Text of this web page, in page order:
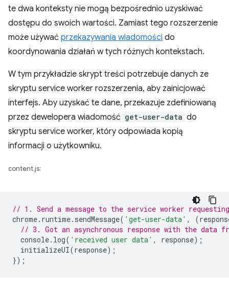
te dwa konteksty nie mogą bezpośrednio uzyskiwać
dostępu do swoich wartości. Zamiast tego rozszerzenie
może używać przekazywania wiadomości do
koordynowania działań w tych różnych kontekstach.
W tym przykładzie skrypt treści potrzebuje danych ze
skryptu service worker rozszerzenia, aby zainicjować
interfejs. Aby uzyskać te dane, przekazuje zdefiniowaną
przez dewelopera wiadomość get-user-data do
skryptu service worker, który odpowiada kopią
informacji o użytkowniku.
content.js:
// 1. Send a message to the service worker
chrome. runtime. sendMessage( 'get-user-data' , (
// 3. Got an asynchronous response with the data
console. log( 'received user data' , response);
initializeUI(response);
});